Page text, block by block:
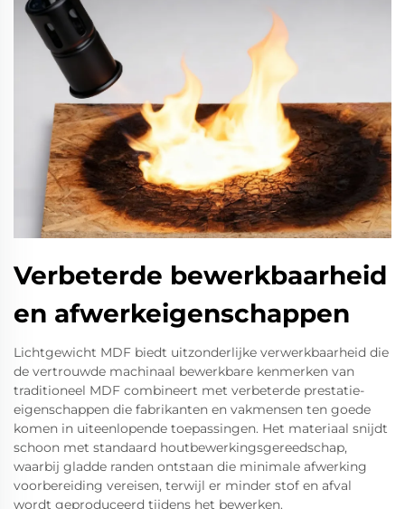
Verbeterde bewerkbaarheid
en afwerkeigenschappen
Lichtgewicht MDF biedt uitzonderlijke verwerkbaarheid die
de vertrouwde machinaal bewerkbare kenmerken van
traditioneel MDF combineert met verbeterde prestatie-
eigenschappen die fabrikanten en vakmensen ten goede
komen in uiteenlopende toepassingen. Het materiaal snijdt
schoon met standaard houtbewerkingsgereedschap,
waarbij gladde randen ontstaan die minimale afwerking
voorbereiding vereisen, terwijl er minder stof en afval
wordt geproduceerd tijdens het bewerken.